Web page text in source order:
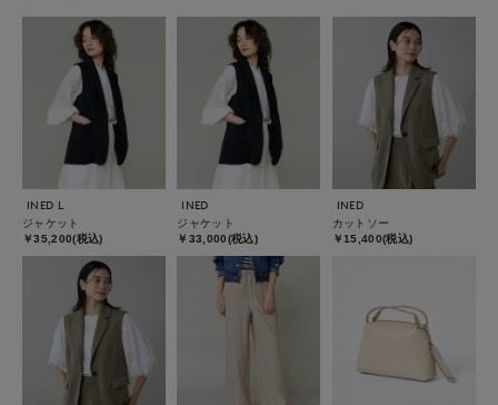
INED L
ジャケット
￥35,200(税込)
INED
ジャケット
￥33,000(税込)
INED
カットソー
￥15,400(税込)